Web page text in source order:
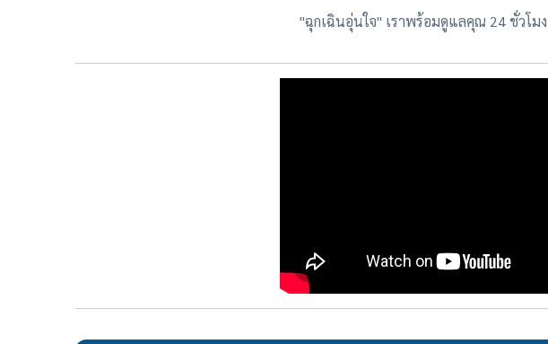
"ฉุกเฉินอุ่นใจ" เราพร้อมดูแลคุณ 24 ชั่วโมง